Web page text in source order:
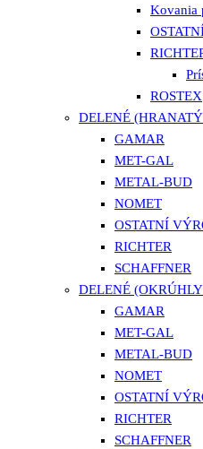
Kovania
ROSTEX
DELENÉ
GAMAR
MET-GAL
METAL-BUD
NOMET
OSTATNÍ
RICHTER
SCHAFFNER
DELENÉ
GAMAR
MET-GAL
METAL-BUD
NOMET
OSTATNÍ
RICHTER
SCHAFFNER